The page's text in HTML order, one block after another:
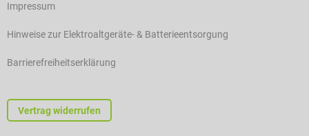
Impressum
Hinweise zur Elektroaltgeräte- & Batterieentsorgung
Barrierefreiheitserklärung
Vertrag widerrufen